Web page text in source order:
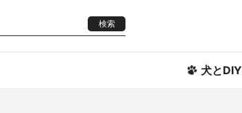
検索
犬とDIY